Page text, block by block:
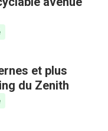
et plus
du Zenith